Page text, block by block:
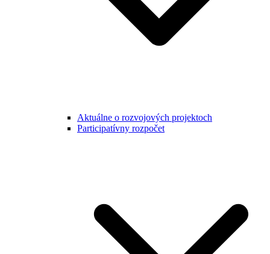
Aktuálne o rozvojových projektoch
Participatívny rozpočet